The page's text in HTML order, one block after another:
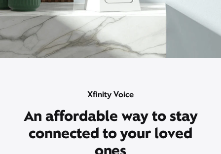
Xfinity Voice
Una forma asequible de
mantenerse conectado